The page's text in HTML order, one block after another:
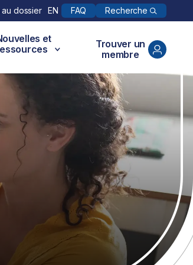
dossier EN FAQ Recherche
et
Trouver un
membre